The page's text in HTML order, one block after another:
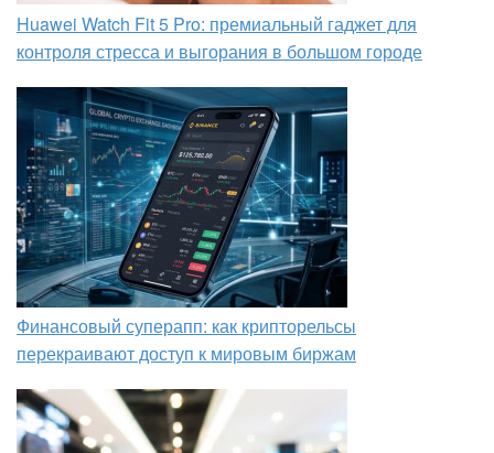
Huawei Watch Fit 5 Pro: премиальный гаджет для
контроля стресса и выгорания в большом городе
Финансовый суперапп: как крипторельсы
перекраивают доступ к мировым биржам